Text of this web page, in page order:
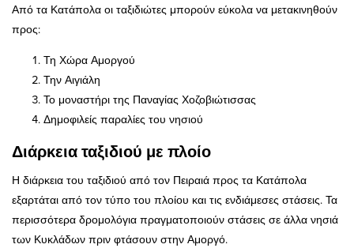
Από τα Κατάπολα οι ταξιδιώτες μπορούν εύκολα να μετακινηθούν
προς:
Τη Χώρα Αμοργού
Την Αιγιάλη
Το μοναστήρι της Παναγίας Χοζοβιώτισσας
Δημοφιλείς παραλίες του νησιού
Διάρκεια ταξιδιού με πλοίο
Η διάρκεια του ταξιδιού από τον Πειραιά προς τα Κατάπολα
εξαρτάται από τον τύπο του πλοίου και τις ενδιάμεσες στάσεις. Τα
περισσότερα δρομολόγια πραγματοποιούν στάσεις σε άλλα νησιά
των Κυκλάδων πριν φτάσουν στην Αμοργό.